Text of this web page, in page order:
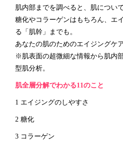
肌内部までを調べると、肌につい
糖化やコラーゲンはもちろん、エ
る「肌幹」までも。
あなたの肌のためのエイジングケ
※肌表面の超微細な情報から肌内
型肌分析。
肌全層分解でわかる11のこと
1 エイジングのしやすさ
2 糖化
3 コラーゲン